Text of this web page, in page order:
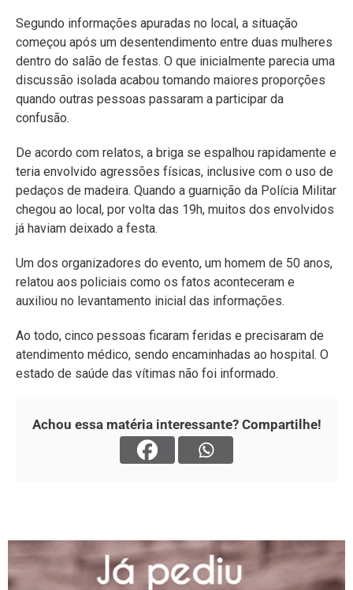
Segundo informações apuradas no local, a situação
começou após um desentendimento entre duas mulheres
dentro do salão de festas. O que inicialmente parecia uma
discussão isolada acabou tomando maiores proporções
quando outras pessoas passaram a participar da
confusão.
De acordo com relatos, a briga se espalhou rapidamente e
teria envolvido agressões físicas, inclusive com o uso de
pedaços de madeira. Quando a guarnição da Polícia Militar
chegou ao local, por volta das 19h, muitos dos envolvidos
já haviam deixado a festa.
Um dos organizadores do evento, um homem de 50 anos,
relatou aos policiais como os fatos aconteceram e
auxiliou no levantamento inicial das informações.
Ao todo, cinco pessoas ficaram feridas e precisaram de
atendimento médico, sendo encaminhadas ao hospital. O
estado de saúde das vítimas não foi informado.
Achou essa matéria interessante? Compartilhe!